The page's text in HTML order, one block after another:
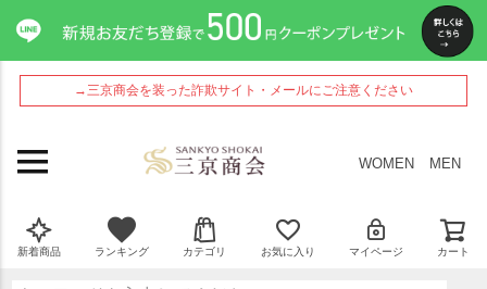
→三京商会を装った詐欺サイト・メールにご注意ください
WOMEN MEN
新着商品 ランキング カテゴリ お気に入り マイページ カート
ペー
ジト
ップ
へ